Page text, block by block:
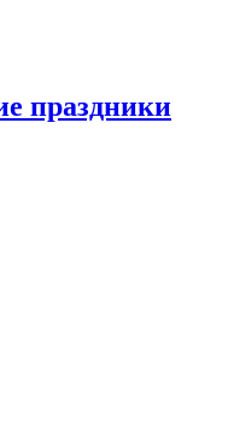
праздники